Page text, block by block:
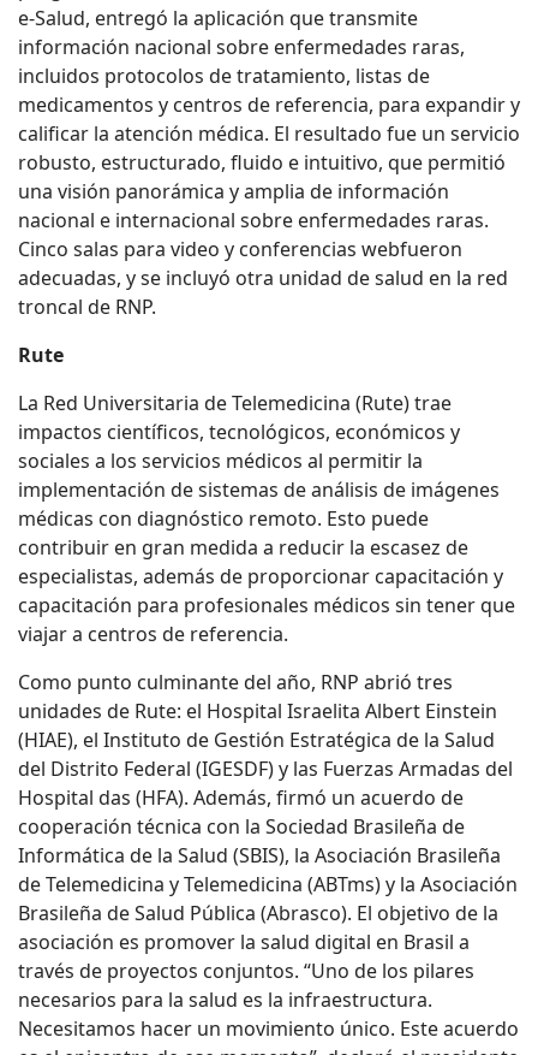
e-Salud, entregó la aplicación que transmite
información nacional sobre enfermedades raras,
incluidos protocolos de tratamiento, listas de
medicamentos y centros de referencia, para expandir y
calificar la atención médica. El resultado fue un servicio
robusto, estructurado, fluido e intuitivo, que permitió
una visión panorámica y amplia de información
nacional e internacional sobre enfermedades raras.
Cinco salas para video y conferencias webfueron
adecuadas, y se incluyó otra unidad de salud en la red
troncal de RNP.
Rute
La Red Universitaria de Telemedicina (Rute) trae
impactos científicos, tecnológicos, económicos y
sociales a los servicios médicos al permitir la
implementación de sistemas de análisis de imágenes
médicas con diagnóstico remoto. Esto puede
contribuir en gran medida a reducir la escasez de
especialistas, además de proporcionar capacitación y
capacitación para profesionales médicos sin tener que
viajar a centros de referencia.
Como punto culminante del año, RNP abrió tres
unidades de Rute: el Hospital Israelita Albert Einstein
(HIAE), el Instituto de Gestión Estratégica de la Salud
del Distrito Federal (IGESDF) y las Fuerzas Armadas del
Hospital das (HFA). Además, firmó un acuerdo de
cooperación técnica con la Sociedad Brasileña de
Informática de la Salud (SBIS), la Asociación Brasileña
de Telemedicina y Telemedicina (ABTms) y la Asociación
Brasileña de Salud Pública (Abrasco). El objetivo de la
asociación es promover la salud digital en Brasil a
través de proyectos conjuntos. “Uno de los pilares
necesarios para la salud es la infraestructura.
Necesitamos hacer un movimiento único. Este acuerdo